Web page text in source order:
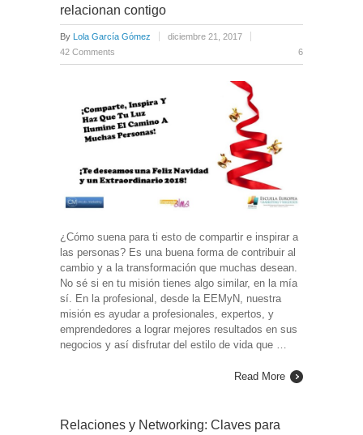
relacionan contigo
By Lola García Gómez
diciembre 21, 2017
42 Comments
6
¿Cómo suena para ti esto de compartir e inspirar a
las personas? Es una buena forma de contribuir al
cambio y a la transformación que muchas desean.
No sé si en tu misión tienes algo similar, en la mía
sí. En la profesional, desde la EEMyN, nuestra
misión es ayudar a profesionales, expertos, y
emprendedores a lograr mejores resultados en sus
negocios y así disfrutar del estilo de vida que …
Read More
Relaciones y Networking: Claves para